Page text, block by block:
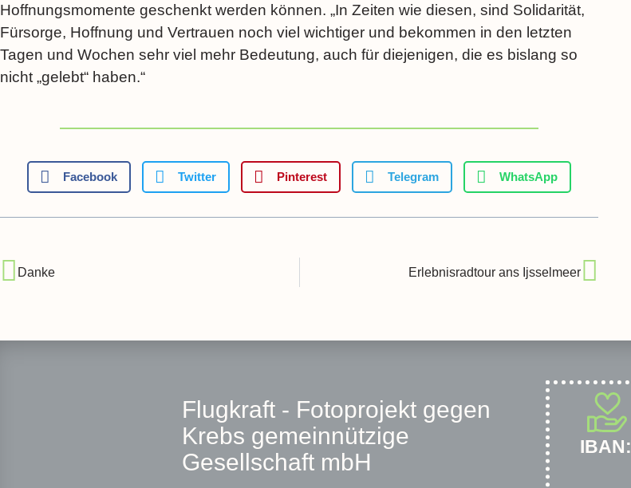
Hoffnungsmomente geschenkt werden können. „In Zeiten wie diesen, sind Solidarität,
Fürsorge, Hoffnung und Vertrauen noch viel wichtiger und bekommen in den letzten
Tagen und Wochen sehr viel mehr Bedeutung, auch für diejenigen, die es bislang so
nicht „gelebt“ haben.“
Facebook Twitter Pinterest Telegram WhatsApp
Danke Erlebnisradtour ans Ijsselmeer
Flugkraft - Fotoprojekt gegen
Krebs gemeinnützige
Gesellschaft mbH
IBAN: